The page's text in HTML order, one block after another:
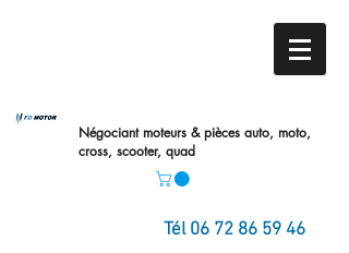
Négociant moteurs & pièces auto, moto,
cross, scooter, quad
Tél 06 72 86 59 46